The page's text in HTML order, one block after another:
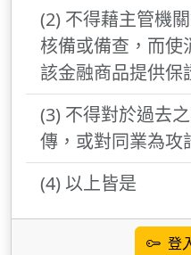
(2) 不得藉主管機
核備或備查，而使
該金融商品提供保
(3) 不得對於過去
傳，或對同業為攻
(4) 以上皆是
登